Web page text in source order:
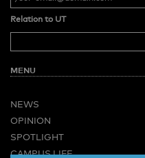
Relation to UT
MENU
NEWS
OPINION
SPOTLIGHT
CAMPUS LIFE